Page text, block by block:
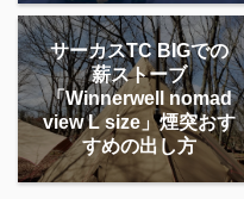
サーカスTC BIGでの
薪ストーブ
「Winnerwell nomad
view L size」煙突おす
すめの出し方